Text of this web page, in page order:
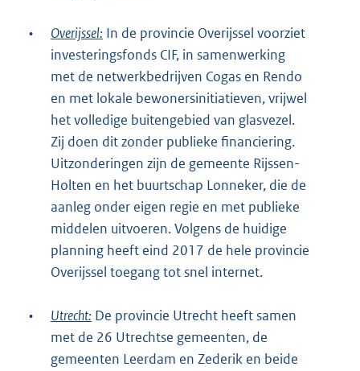
• Overijssel: In de provincie Overijssel voorziet
investeringsfonds CIF, in samenwerking
met de netwerkbedrijven Cogas en Rendo
en met lokale bewonersinitiatieven, vrijwel
het volledige buitengebied van glasvezel.
Zij doen dit zonder publieke financiering.
Uitzonderingen zijn de gemeente Rijssen-
Holten en het buurtschap Lonneker, die de
aanleg onder eigen regie en met publieke
middelen uitvoeren. Volgens de huidige
planning heeft eind 2017 de hele provincie
Overijssel toegang tot snel internet.
• Utrecht: De provincie Utrecht heeft samen
met de 26 Utrechtse gemeenten, de
gemeenten Leerdam en Zederik en beide